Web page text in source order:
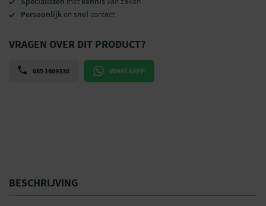
Persoonlijk en snel contact
VRAGEN OVER DIT PRODUCT?
085 1609330 WHATSAPP
BESCHRIJVING